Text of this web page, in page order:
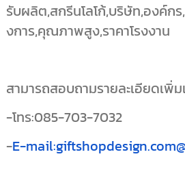
รับผลิต,สกรีนโลโก้,บริษัท,องค์ก
งการ,คุณภาพสูง,ราคาโรงงาน
สามารถสอบถามรายละเอียดเพิ่ม
-โทร:085-703-7032
-E-